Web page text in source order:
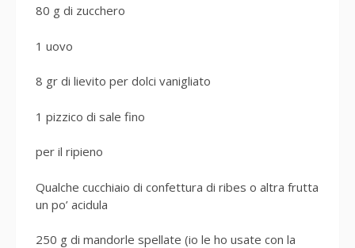
80 g di zucchero
1 uovo
8 gr di lievito per dolci vanigliato
1 pizzico di sale fino
per il ripieno
Qualche cucchiaio di confettura di ribes o altra frutta
un po’ acidula
250 g di mandorle spellate (io le ho usate con la